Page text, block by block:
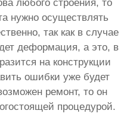
любого строения, то
нужно осуществлять
так как в случае
деформация, а это, в
на конструкции
ошибки уже будет
ремонт, то он
процедурой.